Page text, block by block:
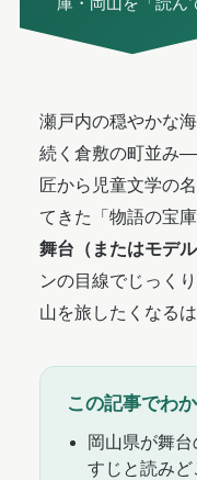
瀬戸内の穏やかな
続く倉敷の町並み
匠から児童文学の
てきた「物語の宝
舞台（またはモデ
ンの目線でじっく
山を旅したくなるは
この記事でわ
岡山県が舞
すじと読みど